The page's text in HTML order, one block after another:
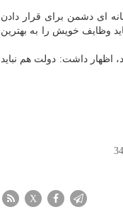
ای دشمن برای قرار دادن
وظایف خویش را به بهترین
اظهار داشت: دولت هم نباید
X